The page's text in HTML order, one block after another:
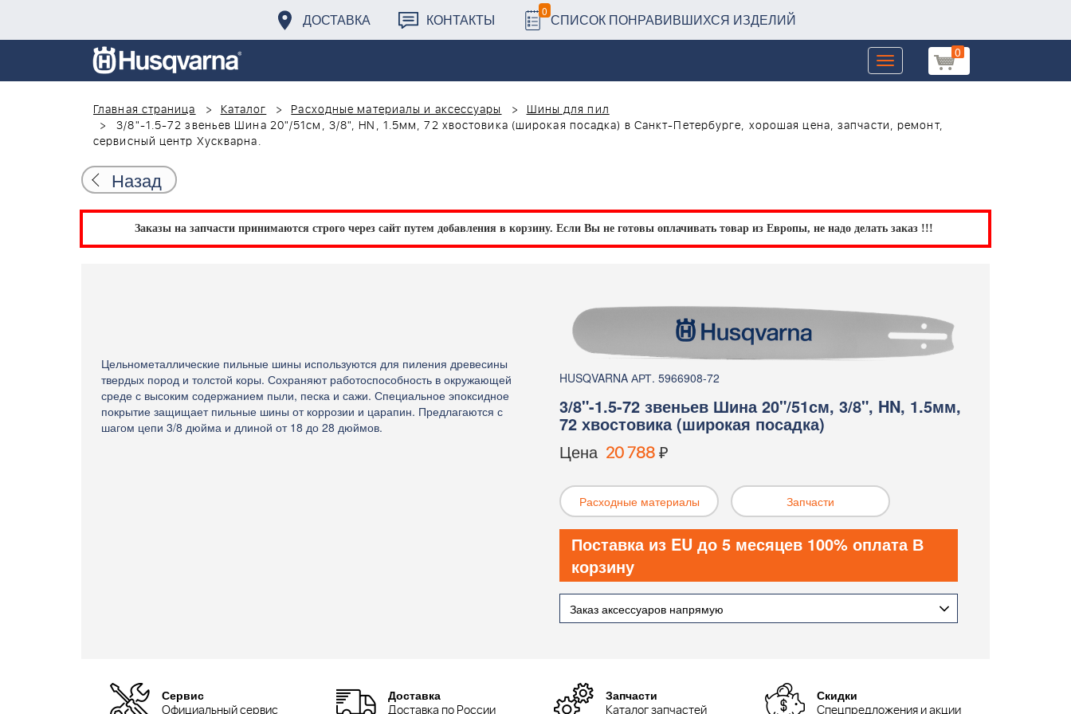
ДОСТАВКА КОНТАКТЫ 0 СПИСОК ПОНРАВИВШИХСЯ ИЗДЕЛИЙ
0
Toggle
navigation
Главная страница
Каталог Расходные материалы и аксессуары
Шины для пил
3/8"-1.5-72 звеньев Шина 20"/51см, 3/8", HN, 1.5мм, 72 хвостовика (широкая посадка) в Санкт-Петербурге, хорошая цена, запчасти, ремонт,
сервисный центр Хускварна.
Назад
Заказы на запчасти принимаются строго через сайт путем добавления в корзину. Если Вы не готовы оплачивать товар из Европы, не надо делать заказ !!!
Цельнометаллические пильные шины используются для пиления древесины
твердых пород и толстой коры. Сохраняют работоспособность в окружающей
среде с высоким содержанием пыли, песка и сажи. Специальное эпоксидное
покрытие защищает пильные шины от коррозии и царапин. Предлагаются с
шагом цепи 3/8 дюйма и длиной от 18 до 28 дюймов.
HUSQVARNA АРТ. 5966908-72
3/8"-1.5-72 звеньев Шина 20"/51см, 3/8", HN, 1.5мм,
72 хвостовика (широкая посадка)
Цена 20 788₽
Расходные материалы Запчасти
Поставка из EU до 5 месяцев 100% оплата В
корзину
Заказ аксессуаров напрямую
Сервис Доставка Запчасти Скидки